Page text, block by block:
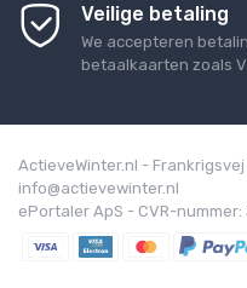
Veilige betaling
We accepteren
betaalkaarten zoals
ActieveWinter.nl -
info@actievewinter.nl
ePortaler ApS - CVR-